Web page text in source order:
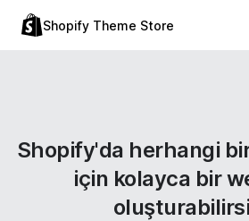
Shopify Theme Store
Shopify'da herhangi
için kolayca bir